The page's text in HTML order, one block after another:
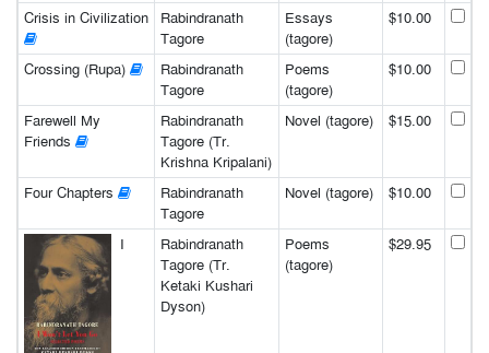
Crisis in Civilization
Rabindranath
Tagore
Essays
(tagore)
$10.00
Crossing (Rupa)
Rabindranath
Tagore
Poems
(tagore)
$10.00
Farewell My
Friends
Rabindranath
Tagore (Tr.
Krishna Kripalani)
Novel (tagore) $15.00
Four Chapters
Rabindranath
Tagore
Novel (tagore) $10.00
I
Rabindranath
Tagore (Tr.
Ketaki Kushari
Dyson)
Poems
(tagore)
$29.95